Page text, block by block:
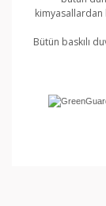
kimyasallardan
Bütün baskılı